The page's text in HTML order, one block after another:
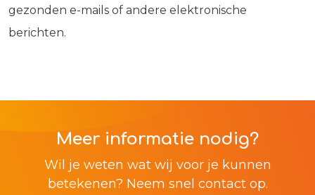
gezonden e-mails of andere elektronische
berichten.
Meer informatie nodig?
Wil je weten wat wij voor je kunnen
betekenen? Neem snel contact op.